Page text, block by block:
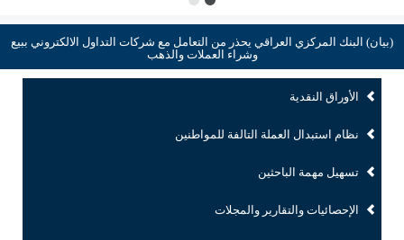
(بيان) البنك المركزي العراقي يحذر من التعامل مع شركات التداول الالكتروني ببيع
وشراء العملات والذهب
الأوراق النقدية
نظام استبدال العملة التالفة للمواطنين
تسهيل مهمة الباحثين
الإحصائيات والتقارير والمجلات